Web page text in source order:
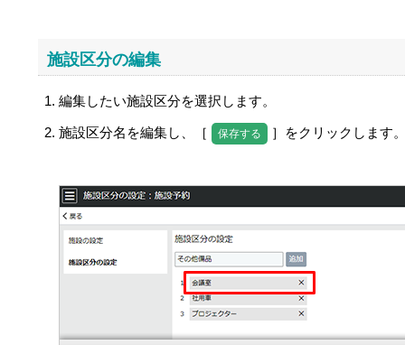
施設区分の編集
編集したい施設区分を選択します。
施設区分名を編集し、［ 保存する ］をクリックします